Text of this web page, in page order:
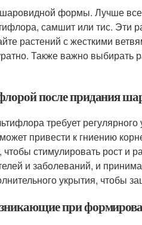
формы. Лучше
самшит или тис.
растений с жесткими
Также важно выбирать
после придания
требует
привести к гниению
стимулировать рост и
и заболеваний, и
укрытия, чтобы
при